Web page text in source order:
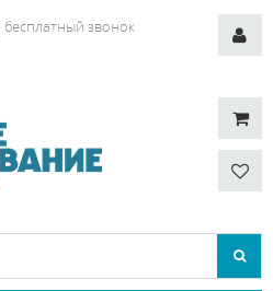
бесплатный звонок